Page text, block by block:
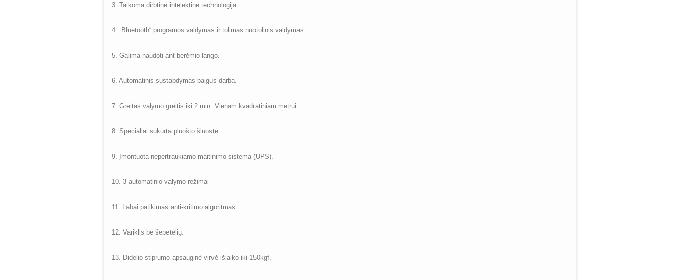
3. Taikoma dirbtinė intelektinė technologija.
4. „Bluetooth“ programos valdymas ir tolimas nuotolinis valdymas.
5. Galima naudoti ant berėmio lango.
6. Automatinis sustabdymas baigus darbą.
7. Greitas valymo greitis iki 2 min. Vienam kvadratiniam metrui.
8. Specialiai sukurta pluošto šluostė.
9. Įmontuota nepertraukiamo maitinimo sistema (UPS).
10. 3 automatinio valymo režimai
11. Labai patikimas anti-kritimo algoritmas.
12. Variklis be šepetėlių.
13. Didelio stiprumo apsauginė virvė išlaiko iki 150kgf.